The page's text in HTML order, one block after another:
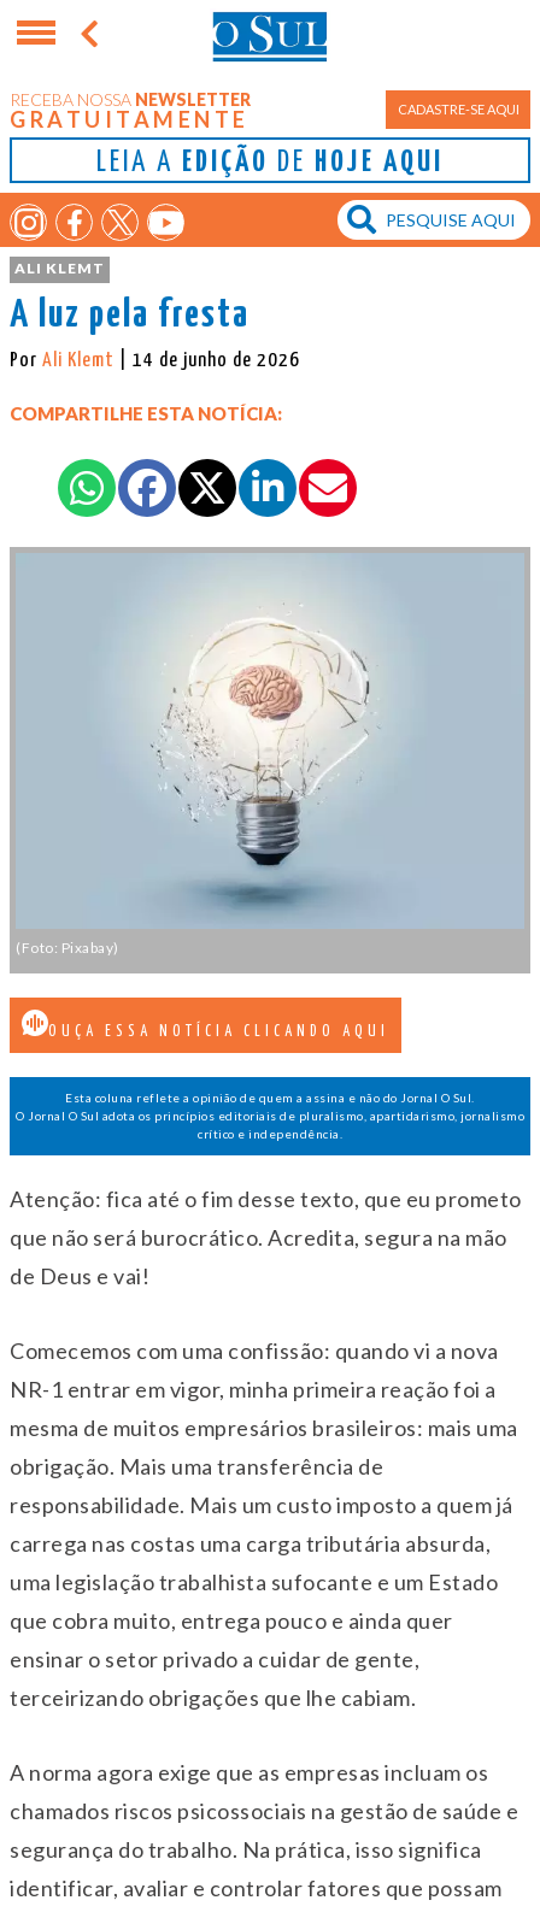
RECEBA NOSSA NEWSLETTER
GRATUITAMENTE CADASTRE-SE AQUI
LEIA A EDIÇÃO DE HOJE AQUI
ALI KLEMT
A luz pela fresta
Por Ali Klemt | 14 de junho de 2026
COMPARTILHE ESTA NOTÍCIA:
(Foto: Pixabay)
OUÇA ESSA NOTÍCIA CLICANDO AQUI
Esta coluna reflete a opinião de quem a assina e não do Jornal O Sul.
O Jornal O Sul adota os princípios editoriais de pluralismo, apartidarismo, jornalismo
crítico e independência.
Atenção: fica até o fim desse texto, que eu prometo
que não será burocrático. Acredita, segura na mão
de Deus e vai!
Comecemos com uma confissão: quando vi a nova
NR-1 entrar em vigor, minha primeira reação foi a
mesma de muitos empresários brasileiros: mais uma
obrigação. Mais uma transferência de
responsabilidade. Mais um custo imposto a quem já
carrega nas costas uma carga tributária absurda,
uma legislação trabalhista sufocante e um Estado
que cobra muito, entrega pouco e ainda quer
ensinar o setor privado a cuidar de gente,
terceirizando obrigações que lhe cabiam.
A norma agora exige que as empresas incluam os
chamados riscos psicossociais na gestão de saúde e
segurança do trabalho. Na prática, isso significa
identificar, avaliar e controlar fatores que possam